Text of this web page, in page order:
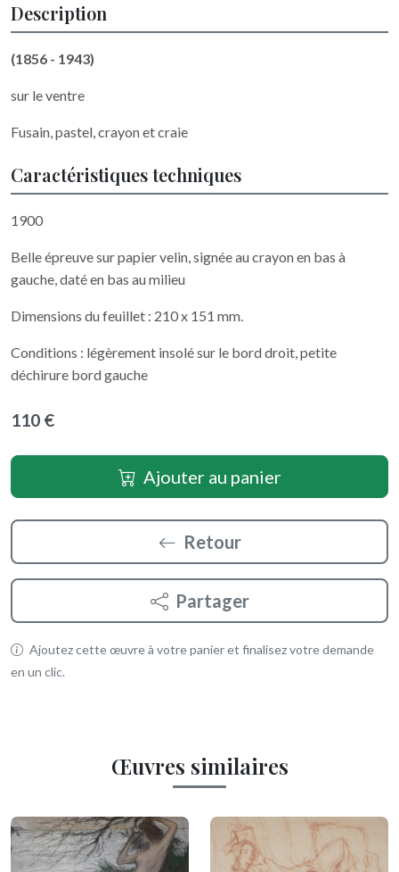
Description
(1856 - 1943)
sur le ventre
Fusain, pastel, crayon et craie
Caractéristiques techniques
1900
Belle épreuve sur papier velin, signée au crayon en bas à
gauche, daté en bas au milieu
Dimensions du feuillet : 210 x 151 mm.
Conditions : légèrement insolé sur le bord droit, petite
déchirure bord gauche
110 €
Ajouter au panier
Retour
Partager
Ajoutez cette œuvre à votre panier et finalisez votre demande
en un clic.
Œuvres similaires